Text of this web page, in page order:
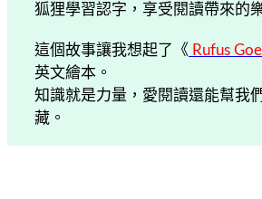
狐狸學習認字，享受閱讀帶來的
這個故事讓我想起了《 Rufus
英文繪本。
知識就是力量，愛閱讀還能幫我
藏。